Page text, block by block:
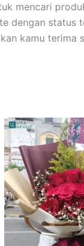
mencari
dengan status
kamu terima